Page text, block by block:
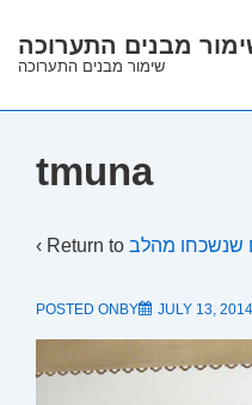
Skip
Main
מבנים התערוכה
שימור מבנים התערוכה
tmuna
‹ Return to שנשכחו מהלב
POSTED ONBY JULY 13, 2014